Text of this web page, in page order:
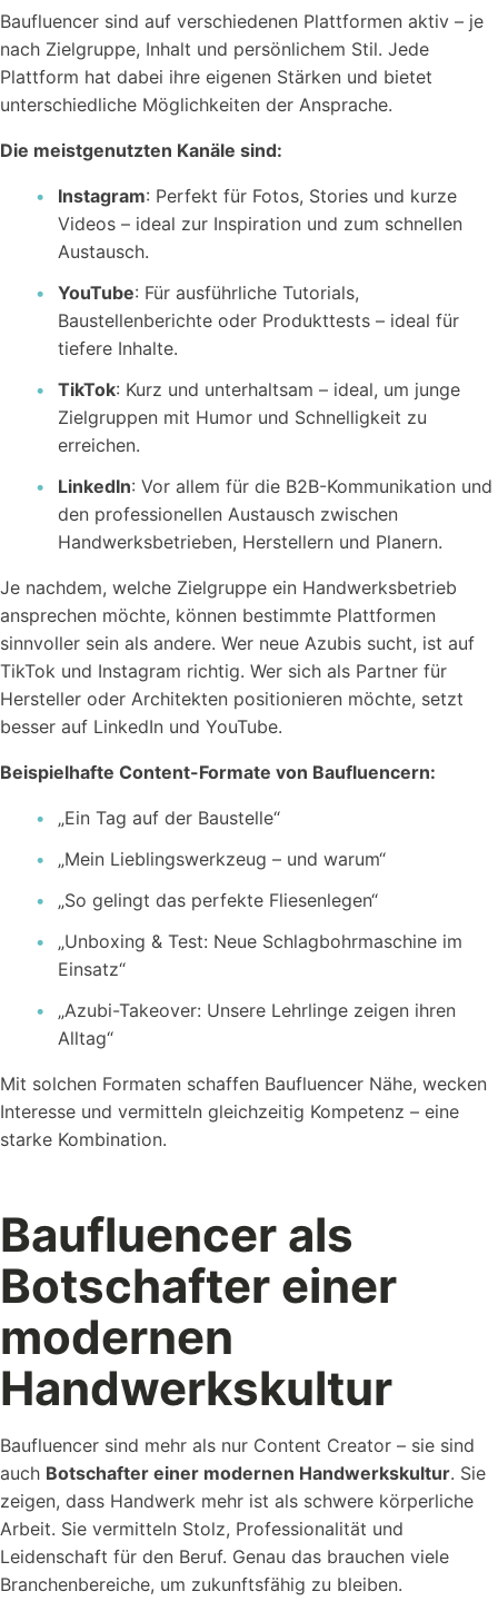
Baufluencer sind auf verschiedenen Plattformen aktiv – je
nach Zielgruppe, Inhalt und persönlichem Stil. Jede
Plattform hat dabei ihre eigenen Stärken und bietet
unterschiedliche Möglichkeiten der Ansprache.
Die meistgenutzten Kanäle sind:
Instagram: Perfekt für Fotos, Stories und kurze
Videos – ideal zur Inspiration und zum schnellen
Austausch.
YouTube: Für ausführliche Tutorials,
Baustellenberichte oder Produkttests – ideal für
tiefere Inhalte.
TikTok: Kurz und unterhaltsam – ideal, um junge
Zielgruppen mit Humor und Schnelligkeit zu
erreichen.
LinkedIn: Vor allem für die B2B-Kommunikation und
den professionellen Austausch zwischen
Handwerksbetrieben, Herstellern und Planern.
Je nachdem, welche Zielgruppe ein Handwerksbetrieb
ansprechen möchte, können bestimmte Plattformen
sinnvoller sein als andere. Wer neue Azubis sucht, ist auf
TikTok und Instagram richtig. Wer sich als Partner für
Hersteller oder Architekten positionieren möchte, setzt
besser auf LinkedIn und YouTube.
Beispielhafte Content-Formate von Baufluencern:
„Ein Tag auf der Baustelle“
„Mein Lieblingswerkzeug – und warum“
„So gelingt das perfekte Fliesenlegen“
„Unboxing & Test: Neue Schlagbohrmaschine im
Einsatz“
„Azubi-Takeover: Unsere Lehrlinge zeigen ihren
Alltag“
Mit solchen Formaten schaffen Baufluencer Nähe, wecken
Interesse und vermitteln gleichzeitig Kompetenz – eine
starke Kombination.
Baufluencer als
Botschafter einer
modernen
Handwerkskultur
Baufluencer sind mehr als nur Content Creator – sie sind
auch Botschafter einer modernen Handwerkskultur. Sie
zeigen, dass Handwerk mehr ist als schwere körperliche
Arbeit. Sie vermitteln Stolz, Professionalität und
Leidenschaft für den Beruf. Genau das brauchen viele
Branchenbereiche, um zukunftsfähig zu bleiben.